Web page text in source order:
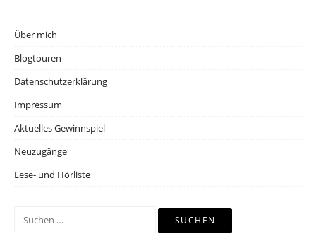
Über mich
Blogtouren
Datenschutzerklärung
Impressum
Aktuelles Gewinnspiel
Neuzugänge
Lese- und Hörliste
Suchen